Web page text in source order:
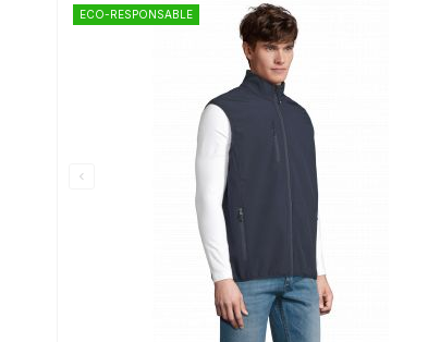
ECO-RESPONSABLE